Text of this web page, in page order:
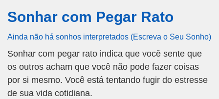
Sonhar com Pegar Rato
Ainda não há sonhos interpretados (Escreva o Seu Sonho)
Sonhar com pegar rato indica que você sente que
os outros acham que você não pode fazer coisas
por si mesmo. Você está tentando fugir do estresse
de sua vida cotidiana.